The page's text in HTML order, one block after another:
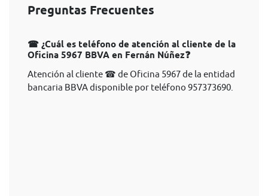
Preguntas Frecuentes
☎ ¿Cuál es teléfono de atención al cliente de la
Oficina 5967 BBVA en Fernán Núñez❓
Atención al cliente ☎ de Oficina 5967 de la entidad
bancaria BBVA disponible por teléfono 957373690.